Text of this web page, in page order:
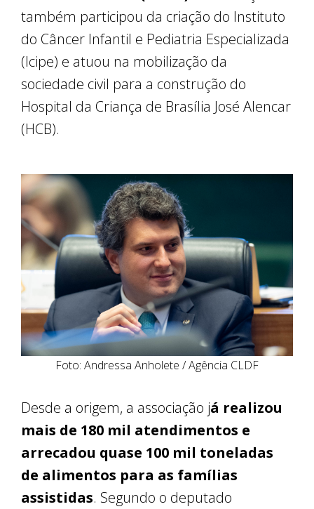
também participou da criação do Instituto
do Câncer Infantil e Pediatria Especializada
(Icipe) e atuou na mobilização da
sociedade civil para a construção do
Hospital da Criança de Brasília José Alencar
(HCB).
Foto: Andressa Anholete / Agência CLDF
Desde a origem, a associação já realizou
mais de 180 mil atendimentos e
arrecadou quase 100 mil toneladas
de alimentos para as famílias
assistidas. Segundo o deputado